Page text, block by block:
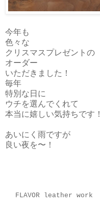
今年も
色々な
クリスマスプレゼントの
オーダー
いただきました！
毎年
特別な日に
ウチを選んでくれて
本当に嬉しい気持ちです！
あいにく雨ですが
良い夜を〜！
FLAVOR leather work